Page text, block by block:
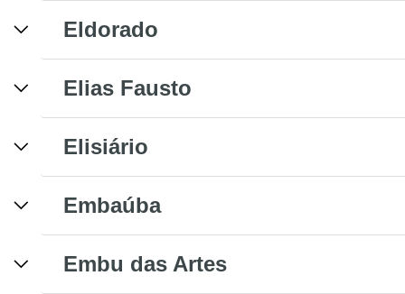
Eldorado
Elias Fausto
Elisiário
Embaúba
Embu das Artes